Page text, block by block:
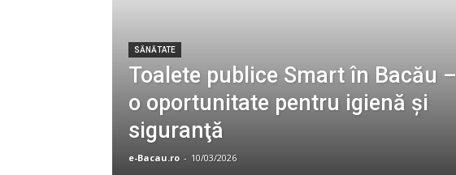
SĂNĂTATE
Toalete publice Smart în Bacău –
o oportunitate pentru igienă şi
siguranţă
e-Bacau.ro - 10/03/2026